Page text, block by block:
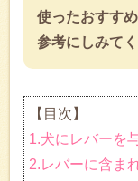
使ったおすす
参考にしみてく
【目次】
1.犬にレバーを
2.レバーに含ま